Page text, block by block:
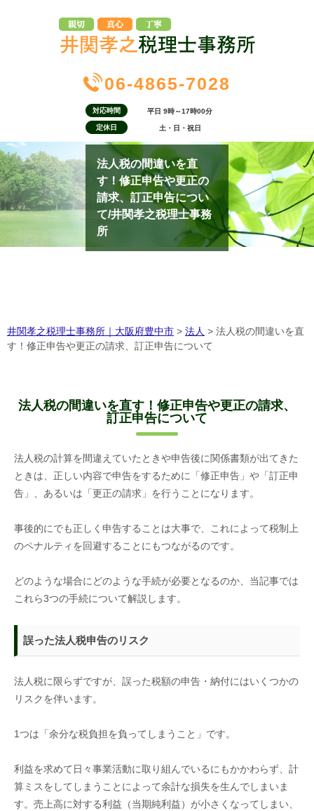
06-4865-7028
対応時間 平日 9時～17時00分
定休日 土・日・祝日
法人税の間違いを直
す！修正申告や更正の
請求、訂正申告につい
て/井関孝之税理士事務
所
井関孝之税理士事務所｜大阪府豊中市 > 法人 > 法人税の間違いを直
す！修正申告や更正の請求、訂正申告について
法人税の間違いを直す！修正申告や更正の請求、
訂正申告について
法人税の計算を間違えていたときや申告後に関係書類が出てきた
ときは、正しい内容で申告をするために「修正申告」や「訂正申
告」、あるいは「更正の請求」を行うことになります。
事後的にでも正しく申告することは大事で、これによって税制上
のペナルティを回避することにもつながるのです。
どのような場合にどのような手続が必要となるのか、当記事では
これら3つの手続について解説します。
誤った法人税申告のリスク
法人税に限らずですが、誤った税額の申告・納付にはいくつかの
リスクを伴います。
1つは「余分な税負担を負ってしまうこと」です。
利益を求めて日々事業活動に取り組んでいるにもかかわらず、計
算ミスをしてしまうことによって余計な損失を生んでしまいま
す。売上高に対する利益（当期純利益）が小さくなってしまい、